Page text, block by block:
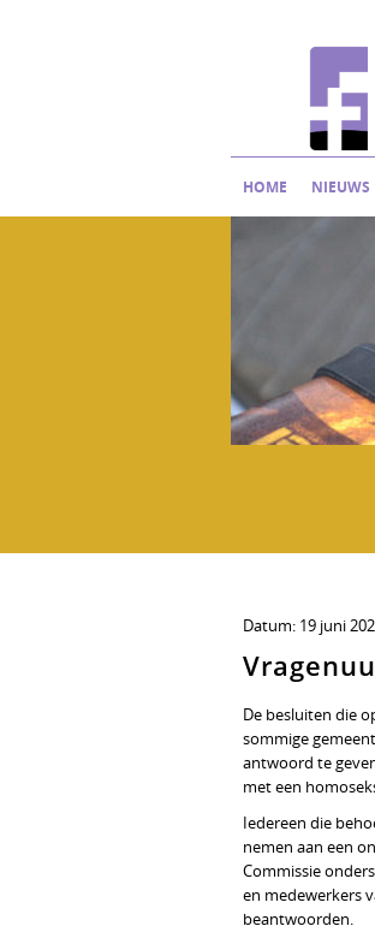
HOME NIEUWS
Datum: 19 juni
De besluiten die
sommige
antwoord te
met een
Iedereen die
nemen aan een
Commissie
en medewerkers
beantwoorden.